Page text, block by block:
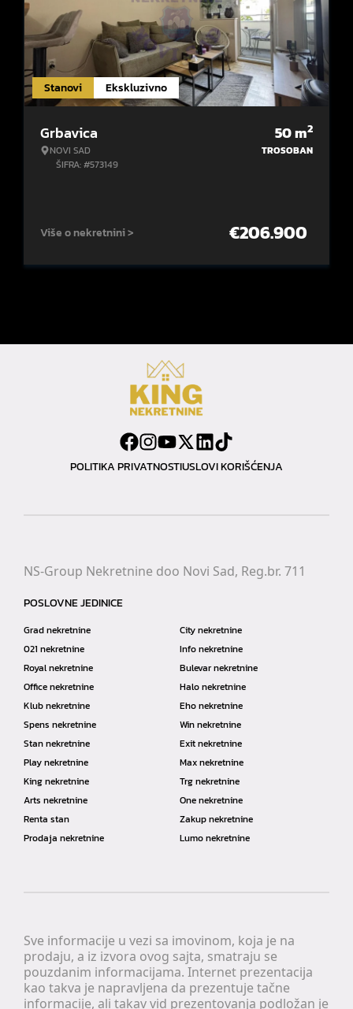
Stanovi Ekskluzivno
Grbavica
NOVI SAD
ŠIFRA: #573149
50m2
TROSOBAN
Više o nekretnini > €206.900
POLITIKA PRIVATNOSTIUSLOVI KORIŠĆENJA
Sve informacije u vezi sa imovinom, koja je na
prodaju, a iz izvora ovog sajta, smatraju se
pouzdanim informacijama. Internet prezentacija
kao takva je napravljena da prezentuje tačne
informacije, ali takav vid prezentovanja podložan je
NS-Group Nekretnine doo Novi Sad, Reg.br. 711
POSLOVNE JEDINICE
Grad nekretnine
City nekretnine
021 nekretnine
Info nekretnine
Royal nekretnine
Bulevar nekretnine
Office nekretnine
Halo nekretnine
Klub nekretnine
Eho nekretnine
Spens nekretnine
Win nekretnine
Stan nekretnine
Exit nekretnine
Play nekretnine
Max nekretnine
King nekretnine
Trg nekretnine
Arts nekretnine
One nekretnine
Renta stan
Zakup nekretnine
Prodaja nekretnine
Lumo nekretnine